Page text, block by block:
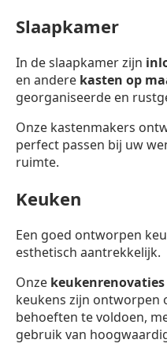
Slaapkamer
In de slaapkamer zijn
en andere kasten op
georganiseerde en
Onze kastenmakers
perfect passen bij uw
ruimte.
Keuken
Een goed ontworpen
esthetisch aantrekkelijk.
Onze keukenrenovaties
keukens zijn ontworpen
behoeften te voldoen,
gebruik van